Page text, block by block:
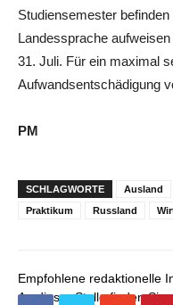
Studiensemester
Landessprache
31. Juli. Für ein maximal
Aufwandsentschädigung
PM
SCHLAGWORTE Ausland
Praktikum
Russland
Empfohlene redaktionelle
An dieser Stelle finden Sie